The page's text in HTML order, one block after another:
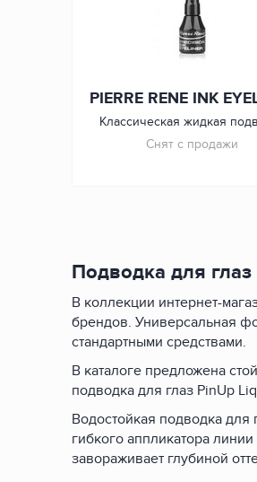
PIERRE RENE INK
Классическая жидкая
Снят с продажи
Подводка для глаз
В коллекции интернет-
брендов. Универсальная
стандартными средствами.
В каталоге предложена
подводка для глаз PinUp
Водостойкая подводка
гибкого аппликатора
завораживает глубиной